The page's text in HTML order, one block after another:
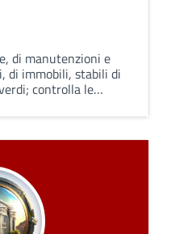
di manutenzioni e
di immobili, stabili di
controlla le